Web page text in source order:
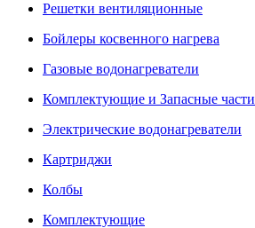
Решетки вентиляционные
Бойлеры косвенного нагрева
Газовые водонагреватели
Комплектующие и Запасные части
Электрические водонагреватели
Картриджи
Колбы
Комплектующие